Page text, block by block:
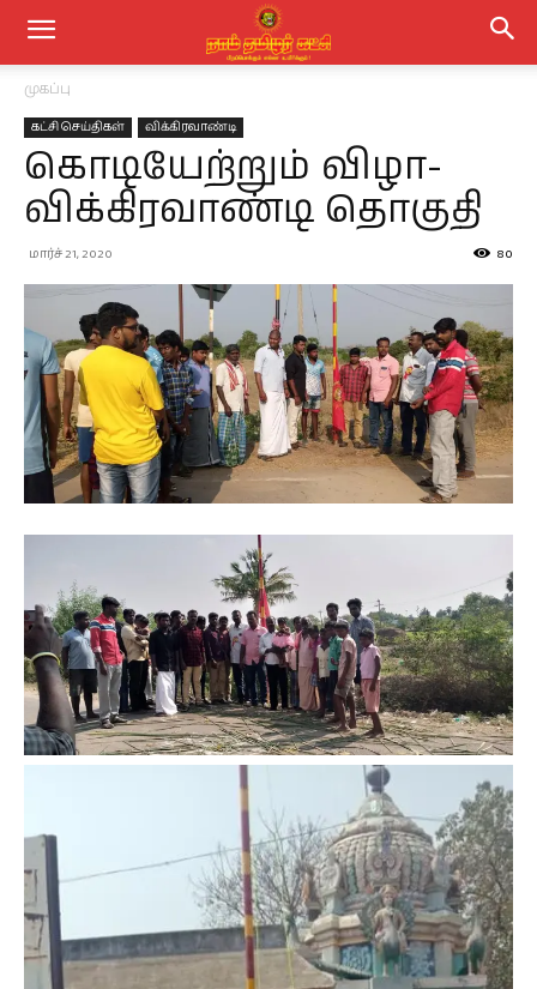
முகப்பு
கட்சி செய்திகள் விக்கிரவாண்டி
கொடியேற்றும் விழா-
விக்கிரவாண்டி தொகுதி
மார்ச் 21, 2020 80